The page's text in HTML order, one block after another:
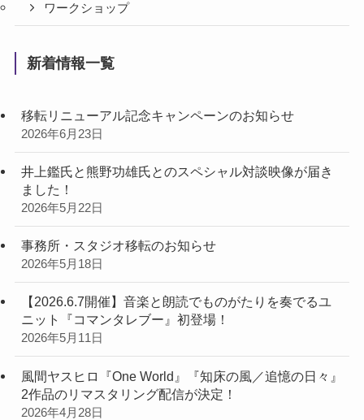
ワークショップ
新着情報一覧
移転リニューアル記念キャンペーンのお知らせ
2026年6月23日
井上鑑氏と熊野功雄氏とのスペシャル対談映像が届き
ました！
2026年5月22日
事務所・スタジオ移転のお知らせ
2026年5月18日
【2026.6.7開催】音楽と朗読でものがたりを奏でるユ
ニット『コマンタレブー』初登場！
2026年5月11日
風間ヤスヒロ『One World』『知床の風／追憶の日々』
2作品のリマスタリング配信が決定！
2026年4月28日